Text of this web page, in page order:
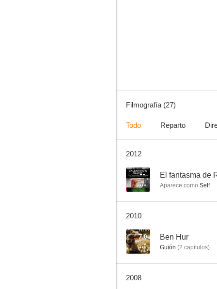
Hombre sin fronteras
Filmografía (27)
Todo Reparto
2012
-- El fantasma de
Aparece como Self
2010
7.0 Ben Hur
Guión (2 capítulos)
2008